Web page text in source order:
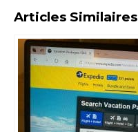
Articles Similaires